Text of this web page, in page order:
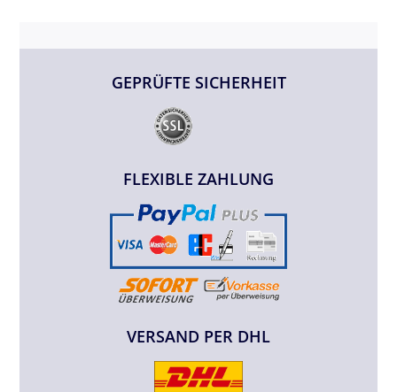
GEPRÜFTE SICHERHEIT
FLEXIBLE ZAHLUNG
VERSAND PER DHL